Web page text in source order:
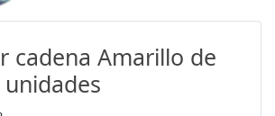
cadena Amarillo de